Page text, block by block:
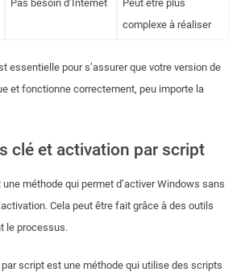
Pas besoin d’Internet
Peut être plus
complexe à réaliser
essentielle pour s’assurer que votre version de
et fonctionne correctement, peu importe la
clé et activation par script
une méthode qui permet d’activer Windows sans
Cela peut être fait grâce à des outils
le processus.
par script est une méthode qui utilise des scripts